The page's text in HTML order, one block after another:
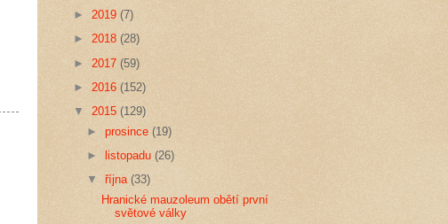
► 2019 (7)
► 2018 (28)
► 2017 (59)
► 2016 (152)
▼ 2015 (129)
►prosince (19)
►
listopadu (26)
▼října(33)
Hranické mauzoleum obětí první
světové války